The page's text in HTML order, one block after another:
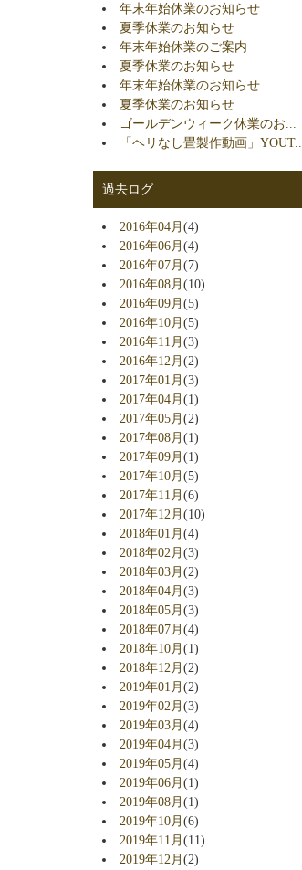
年末年始休業のお知らせ
夏季休業のお知らせ
年末年始休業のご案内
夏季休業のお知らせ
年末年始休業のお知らせ
夏季休業のお知らせ
ゴールデンウィーク休業のお...
「ヘリなし畳製作動画」YOUT...
過去ログ
2016年04月(4)
2016年06月(4)
2016年07月(7)
2016年08月(10)
2016年09月(5)
2016年10月(5)
2016年11月(3)
2016年12月(2)
2017年01月(3)
2017年04月(1)
2017年05月(2)
2017年08月(1)
2017年09月(1)
2017年10月(5)
2017年11月(6)
2017年12月(10)
2018年01月(4)
2018年02月(3)
2018年03月(2)
2018年04月(3)
2018年05月(3)
2018年07月(4)
2018年10月(1)
2018年12月(2)
2019年01月(2)
2019年02月(3)
2019年03月(4)
2019年04月(3)
2019年05月(4)
2019年06月(1)
2019年08月(1)
2019年10月(6)
2019年11月(11)
2019年12月(2)